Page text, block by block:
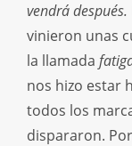
vendrá después.
vinieron unas
la llamada
nos hizo estar
todos los
dispararon.